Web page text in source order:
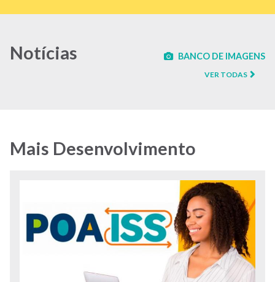
Notícias BANCO DE IMAGENS
VER TODAS
Mais Desenvolvimento